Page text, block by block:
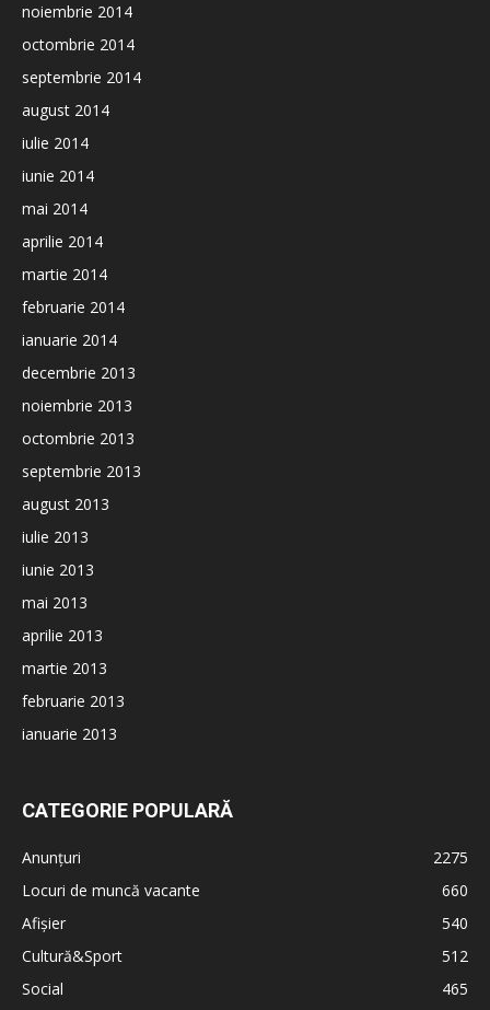
noiembrie 2014
octombrie 2014
septembrie 2014
august 2014
iulie 2014
iunie 2014
mai 2014
aprilie 2014
martie 2014
februarie 2014
ianuarie 2014
decembrie 2013
noiembrie 2013
octombrie 2013
septembrie 2013
august 2013
iulie 2013
iunie 2013
mai 2013
aprilie 2013
martie 2013
februarie 2013
ianuarie 2013
CATEGORIE POPULARĂ
Anunțuri
2275
Locuri de muncă vacante
660
Afișier
540
Cultură&Sport
512
Social
465